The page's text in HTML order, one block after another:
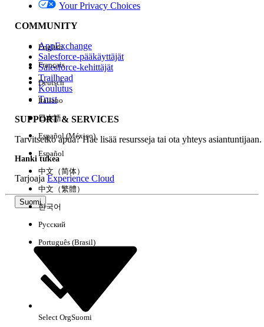
Edition
Kokemus
Tyhjennä kaikki Valmis
Your Privacy Choices
COMMUNITY
AppExchange
Salesforce-pääkäyttäjät
Salesforce-kehittäjät
Trailhead
Koulutus
Trust
SUPPORT & SERVICES
Tarvitsetko apua? Hae lisää resursseja tai ota yhteys asiantuntijaan.
Hanki tukea
TarjoajaExperience Cloud
Suomi
English
Français
Deutsch
Italiano
日本語
Español (México)
Español
中文（简体）
中文（繁體）
한국어
Русский
Português (Brasil)
Select OrgSuomi